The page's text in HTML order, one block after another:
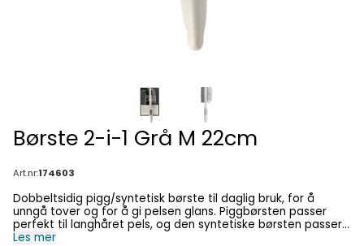
Børste 2-i-1 Grå M 22cm
Art.nr:174603
Dobbeltsidig pigg/syntetisk børste til daglig bruk, for å
unngå tover og for å gi pelsen glans. Piggbørsten passer
perfekt til langhåret pels, og den syntetiske børsten passer
til korthåret pels, samt til ansikt og ben. otale målinger
Les mer